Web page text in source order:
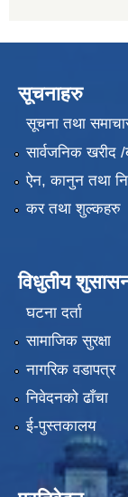
सूचनाहरु
सूचना तथा
सार्वजनिक खरीद
ऐन, कानुन तथा
कर तथा शुल्कहरु
विधुतीय
घटना दर्ता
सामाजिक सुरक्षा
नागरिक वडापत्र
निवेदनको ढाँचा
ई-पुस्तकालय